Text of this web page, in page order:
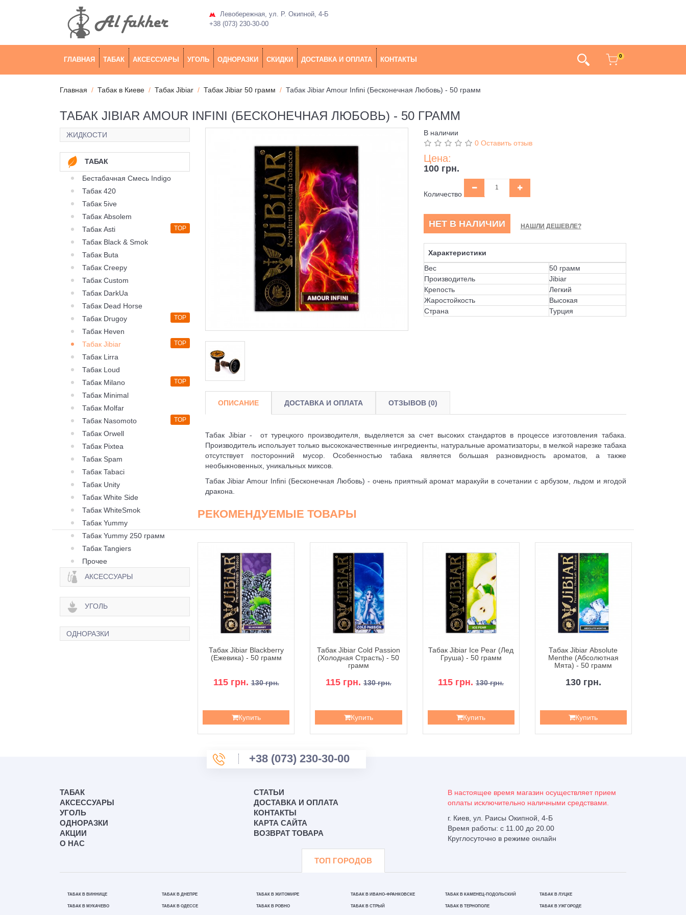
Левобережная, ул. Р. Окипной, 4-Б
+38 (073) 230-30-00
ГЛАВНАЯ ТАБАК АКСЕССУАРЫ УГОЛЬ ОДНОРАЗКИ СКИДКИ ДОСТАВКА И ОПЛАТА КОНТАКТЫ 0
Главная Табак в Киеве Табак Jibiar Табак Jibiar 50 грамм Табак Jibiar Amour Infini (Бесконечная Любовь) - 50 грамм
ТАБАК JIBIAR AMOUR INFINI (БЕСКОНЕЧНАЯ ЛЮБОВЬ) - 50 ГРАММ
ЖИДКОСТИ
ТАБАК
Бестабачная Смесь Indigo
Табак 420
Табак 5ive
Табак Absolem
Табак Asti
TOP
Табак Black & Smok
Табак Buta
Табак Creepy
Табак Custom
Табак DarkUa
Табак Dead Horse
Табак Drugoy
TOP
Табак Heven
Табак Jibiar
TOP
Табак Lirra
Табак Loud
Табак Milano
TOP
Табак Minimal
Табак Molfar
Табак Nasomoto
TOP
Табак Orwell
Табак Pixtea
Табак Spam
Табак Tabaci
Табак Unity
Табак White Side
Табак WhiteSmok
Табак Yummy
Табак Yummy 250 грамм
Табак Tangiers
Прочее
АКСЕССУАРЫ
УГОЛЬ
ОДНОРАЗКИ
В наличии
0 Оставить отзыв
Цена:
100 грн.
Количество
НЕТ В НАЛИЧИИ НАШЛИ ДЕШЕВЛЕ?
Характеристики
Вес
50 грамм
Производитель
Jibiar
Крепость
Легкий
Жаростойкость
Высокая
Страна
Турция
ОПИСАНИЕ ДОСТАВКА И ОПЛАТА ОТЗЫВОВ (0)
Табак Jibiar - от турецкого производителя, выделяется за счет высоких стандартов в процессе изготовления табака.
Производитель использует только высококачественные ингредиенты, натуральные ароматизаторы, в мелкой нарезке табака
отсутствует посторонний мусор. Особенностью табака является большая разновидность ароматов, а также
необыкновенных, уникальных миксов.
Табак Jibiar Amour Infini (Бесконечная Любовь) - очень приятный аромат маракуйи в сочетании с арбузом, льдом и ягодой
дракона.
РЕКОМЕНДУЕМЫЕ ТОВАРЫ
Табак Jibiar Blackberry
(Ежевика) - 50 грамм
115 грн. 130 грн.
Купить
Табак Jibiar Cold Passion
(Холодная Страсть) - 50
грамм
115 грн. 130 грн.
Купить
Табак Jibiar Ice Pear (Лед
Груша) - 50 грамм
115 грн. 130 грн.
Купить
Табак Jibiar Absolute
Menthe (Абсолютная
Мята) - 50 грамм
130 грн.
Купить
+38 (073) 230-30-00
ТАБАК
АКСЕССУАРЫ
УГОЛЬ
ОДНОРАЗКИ
АКЦИИ
О НАС
СТАТЬИ
ДОСТАВКА И ОПЛАТА
КОНТАКТЫ
КАРТА САЙТА
ВОЗВРАТ ТОВАРА
В настоящее время магазин осуществляет прием
оплаты исключительно наличными средствами.
г. Киев, ул. Раисы Окипной, 4-Б
Время работы: с 11.00 до 20.00
Круглосуточно в режиме онлайн
ТОП ГОРОДОВ
ТАБАК В ВИННИЦЕ ТАБАК В ДНЕПРЕ ТАБАК В ЖИТОМИРЕ ТАБАК В ИВАНО-ФРАНКОВСКЕ ТАБАК В КАМЕНЕЦ-ПОДОЛЬСКИЙ ТАБАК В ЛУЦКЕ
ТАБАК В МУКАЧЕВО ТАБАК В ОДЕССЕ ТАБАК В РОВНО ТАБАК В СТРЫЙ ТАБАК В ТЕРНОПОЛЕ ТАБАК В УЖГОРОДЕ